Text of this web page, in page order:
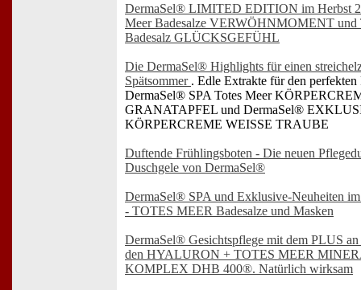
DermaSel® LIMITED EDITION im Herbst
Meer Badesalze VERWÖHNMOMENT und
Badesalz GLÜCKSGEFÜHL
Die DermaSel® Highlights für einen
Spätsommer . Edle Extrakte für den perfekten
DermaSel® SPA Totes Meer
GRANATAPFEL und DermaSel®
KÖRPERCREME WEISSE TRAUBE
Duftende Frühlingsboten - Die neuen
Duschgele von DermaSel®
DermaSel® SPA und Exklusive-Neuheiten
- TOTES MEER Badesalze und Masken
DermaSel® Gesichtspflege mit dem PLUS
den HYALURON + TOTES MEER
KOMPLEX DHB 400®. Natürlich wirksam